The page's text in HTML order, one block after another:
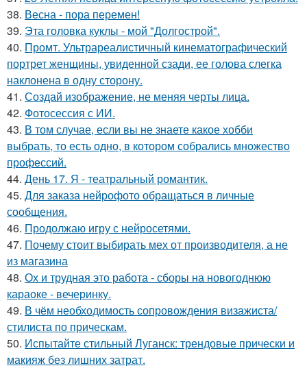
38. Весна - пора перемен!
39. Эта головка куклы - мой "Долгострой".
40. Промт. Ультрареалистичный кинематографический
портрет женщины, увиденной сзади, ее голова слегка
наклонена в одну сторону.
41. Создай изображение, не меняя черты лица.
42. Фотосессия с ИИ.
43. В том случае, если вы не знаете какое хобби
выбрать, то есть одно, в котором собрались множество
профессий.
44. День 17. Я - театральный романтик.
45. Для заказа нейрофото обращаться в личные
сообщения.
46. Продолжаю игру с нейросетями.
47. Почему стоит выбирать мех от производителя, а не
из магазина
48. Ох и трудная это работа - сборы на новогоднюю
караоке - вечеринку.
49. В чём необходимость сопровождения визажиста/
стилиста по прическам.
50. Испытайте стильный Луганск: трендовые прически и
макияж без лишних затрат.